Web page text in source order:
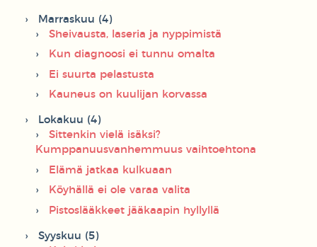
Marraskuu (4)
Sheivausta, laseria ja nyppimistä
Kun diagnoosi ei tunnu omalta
Ei suurta pelastusta
Kauneus on kuulijan korvassa
Lokakuu (4)
Sittenkin vielä isäksi?
Kumppanuusvanhemmuus vaihtoehtona
Elämä jatkaa kulkuaan
Köyhällä ei ole varaa valita
Pistoslääkkeet jääkaapin hyllyllä
Syyskuu (5)